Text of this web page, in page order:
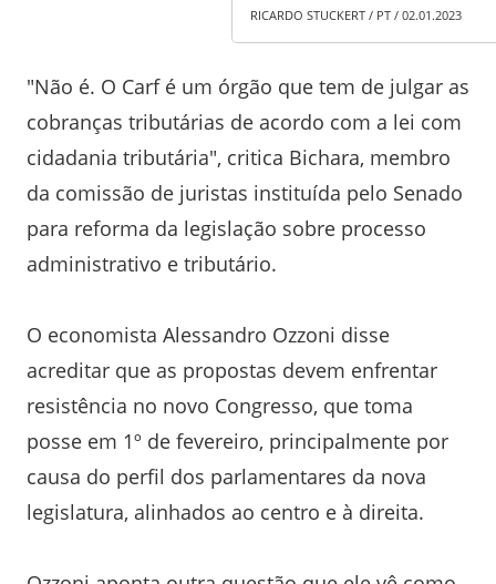
RICARDO STUCKERT / PT / 02.01.2023
"Não é. O Carf é um órgão que tem de julgar as
cobranças tributárias de acordo com a lei com
cidadania tributária", critica Bichara, membro
da comissão de juristas instituída pelo Senado
para reforma da legislação sobre processo
administrativo e tributário.
O economista Alessandro Ozzoni disse
acreditar que as propostas devem enfrentar
resistência no novo Congresso, que toma
posse em 1º de fevereiro, principalmente por
causa do perfil dos parlamentares da nova
legislatura, alinhados ao centro e à direita.